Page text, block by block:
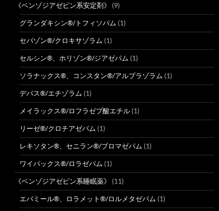
《ベンゾジアゼピン系安定剤》 (9)
グランダキシン®/トフィソパム (1)
セパゾン®/クロキサゾラム (1)
セルシン®、ホリゾン®/ジアゼパム (1)
ソラナックス®、コンスタン®/アルプラゾラム (1)
デパス®/エチゾラム (1)
メイラックス®/ロフラゼプ酸エチル (1)
リーゼ®/クロチアゼパム (1)
レキソタン®、セニラン®/ブロマゼパム (1)
ワイパックス®/ロラゼパム (1)
《ベンゾジアゼピン系睡眠薬》 (11)
エバミール®、ロラメット®/ロルメタゼパム (1)